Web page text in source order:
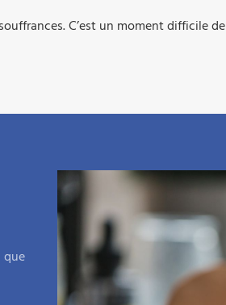
C’est un moment difficile
que